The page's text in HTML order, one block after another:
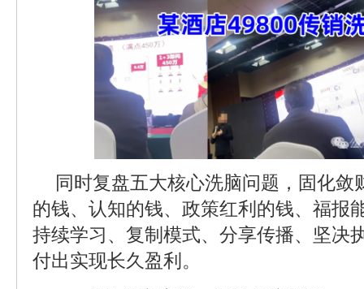
同时复盘五大核心洗脑问题，固化敛
的钱、认知的钱、政策红利的钱、福报
持续学习、复制模式、分享传播、坚决
付出实现长久盈利。